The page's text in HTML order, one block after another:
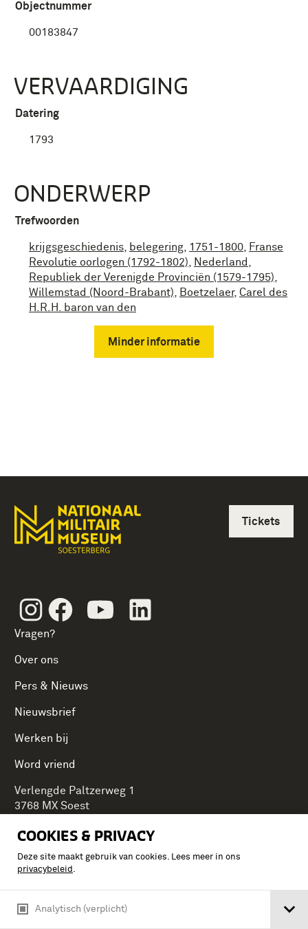
COOKIES & PRIVACY
Deze site maakt gebruik van cookies. Lees meer in ons
privacybeleid .
Analytisch (verplicht)
Objectnummer
00183847
VERVAARDIGING
Datering
1793
ONDERWERP
Trefwoorden
krijgsgeschiedenis belegering 1751-1800
Franse
Revolutie oorlogen (1792-1802)
Nederland
Republiek der Verenigde Provinciën (1579-1795)
Willemstad (Noord-Brabant)
Boetzelaer, Carel des
H.R.H. baron van den
Minder informatie
InstagramFacebookYoutube
Vragen?
Over ons
Pers & Nieuws
Nieuwsbrief
Werken bij
Word vriend
Tickets
Verlengde Paltzerweg 1
3768 MX Soest
Onderdeel van Stichting Koninklijke Defensiemusea,